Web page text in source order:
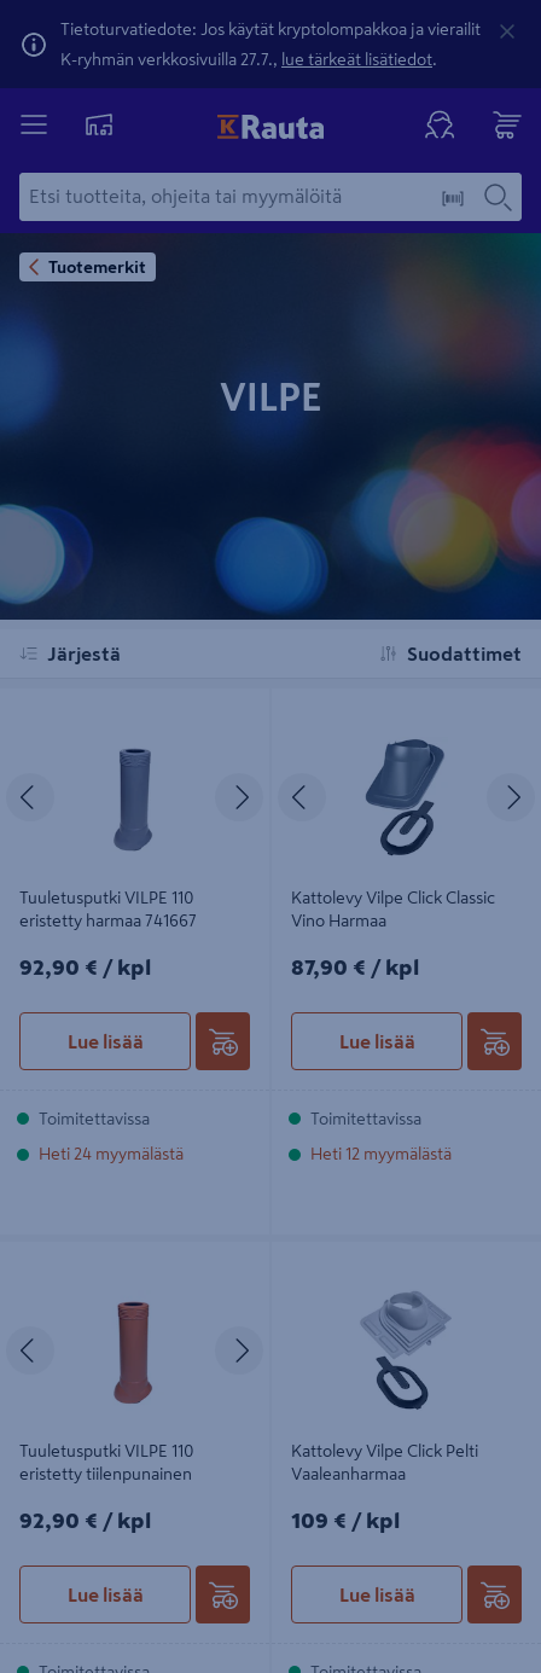
Tietoturvatiedote: Jos käytät kryptolompakkoa ja vierailit
K-ryhmän verkkosivuilla 27.7., lue tärkeät lisätiedot.
Tuotemerkit
VILPE
Järjestä Suodattimet
Seuraava
Tuuletusputki VILPE 110
eristetty harmaa 741667
92,90€/kpl
92,90 € / kpl
Lue lisää
Toimitettavissa
Heti 24 myymälästä
Edellinen
Kattolevy Vilpe Click Classic
Vino Harmaa
87,90€/kpl
87,90 € / kpl
Lue lisää
Toimitettavissa
Heti 12 myymälästä
Tuuletusputki VILPE 110
eristetty tiilenpunainen
92,90€/kpl
92,90 € / kpl
Lue lisää
Kattolevy Vilpe Click Pelti
Vaaleanharmaa
109€/kpl
109 € / kpl
Lue lisää